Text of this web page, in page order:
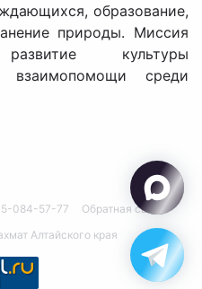
образование,
природы. Миссия
культуры
взаимопомощи среди
084-57-77
Обратная связь
Алтайского края